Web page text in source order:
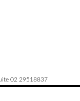
02 29518837